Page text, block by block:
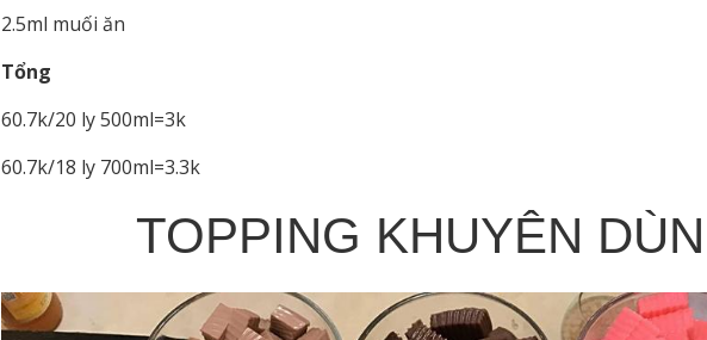
2.5ml muối ăn
Tổng
60.7k/20 ly 500ml=3k
60.7k/18 ly 700ml=3.3k
TOPPING KHUYÊN